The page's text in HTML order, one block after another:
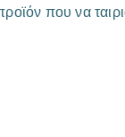
που να